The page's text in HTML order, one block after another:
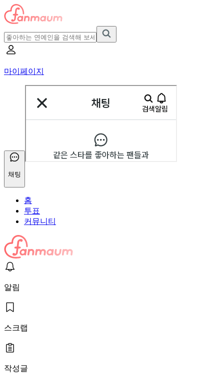
마이페이지
채팅
홈
투표
커뮤니티
알림
스크랩
작성글